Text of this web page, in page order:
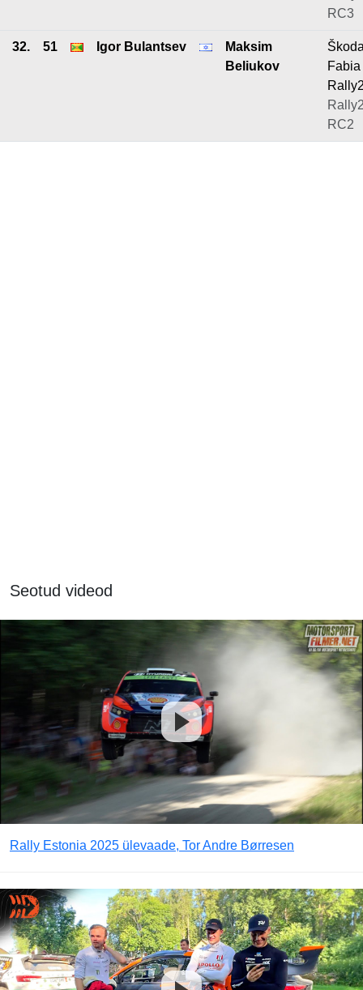
RC3
32. 51 Igor Bulantsev
Maksim
Beliukov
Fabia
RC2
Seotud videod
Rally Estonia 2025 ülevaade, Tor Andre Børresen